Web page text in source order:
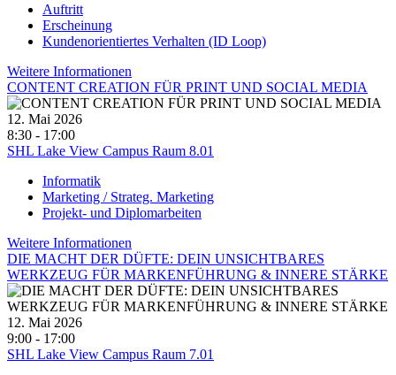
Auftritt
Erscheinung
Kundenorientiertes Verhalten (ID Loop)
Weitere Informationen
CONTENT CREATION FÜR PRINT UND SOCIAL MEDIA
12. Mai 2026
8:30 - 17:00
SHL Lake View Campus Raum 8.01
Informatik
Marketing / Strateg. Marketing
Projekt- und Diplomarbeiten
Weitere Informationen
DIE MACHT DER DÜFTE: DEIN UNSICHTBARES
WERKZEUG FÜR MARKENFÜHRUNG & INNERE STÄRKE
12. Mai 2026
9:00 - 17:00
SHL Lake View Campus Raum 7.01